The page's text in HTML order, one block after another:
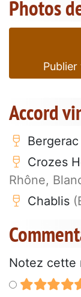
Photos
Accord
Crozes
Rhône,
Chablis
Notez cette